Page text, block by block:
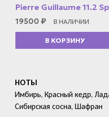
Pierre Guillaume 11.2
19500 ₽ В НАЛИЧИИ
В КОРЗИНУ
НОТЫ
Имбирь, Красный кедр,
Сибирская сосна, Шафран